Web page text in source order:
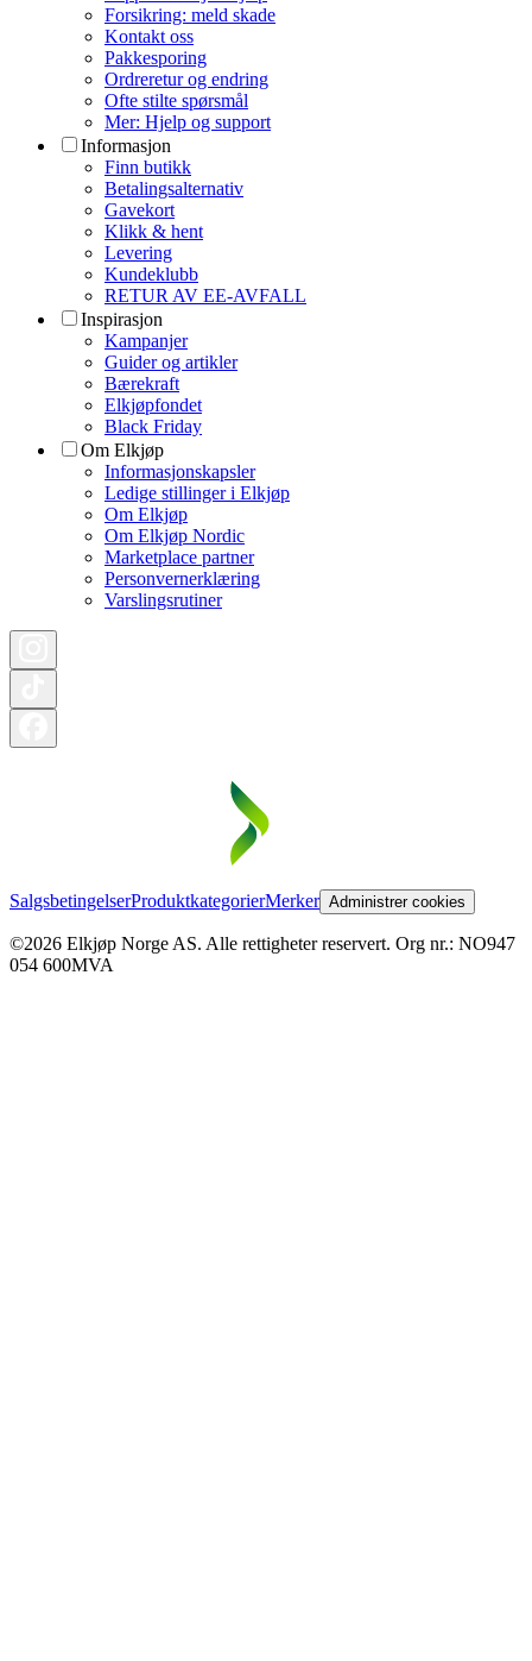
Forsikring: meld skade
Kontakt oss
Pakkesporing
Ordreretur og endring
Ofte stilte spørsmål
Mer: Hjelp og support
Informasjon
Finn butikk
Betalingsalternativ
Gavekort
Klikk & hent
Levering
Kundeklubb
RETUR AV EE-AVFALL
Inspirasjon
Kampanjer
Guider og artikler
Bærekraft
Elkjøpfondet
Black Friday
Om Elkjøp
Informasjonskapsler
Ledige stillinger i Elkjøp
Om Elkjøp
Om Elkjøp Nordic
Marketplace partner
Personvernerklæring
Varslingsrutiner
SalgsbetingelserProduktkategorierMerker Administrer cookies
©2026 Elkjøp Norge AS. Alle rettigheter reservert. Org nr.: NO947
054 600MVA